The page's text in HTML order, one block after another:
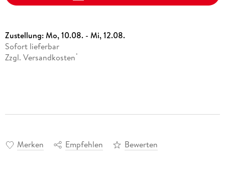
Zustellung:Mo, 10.08. - Mi, 12.08.
Sofort lieferbar
Zzgl. Versandkosten *
Merken Empfehlen Bewerten